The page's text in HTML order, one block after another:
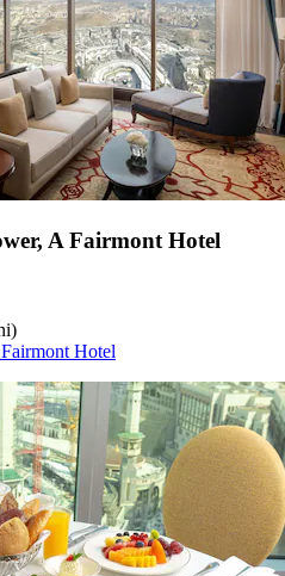
A Fairmont Hotel
Hotel